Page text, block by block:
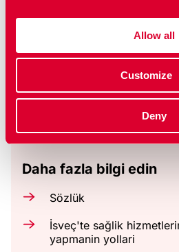
Allow all
Customize
Deny
Gebeliği önleyici
Contraceptives
Daha fazla bilgi edin
Sözlük
İsveç'te sağlik
yapmanin yollari